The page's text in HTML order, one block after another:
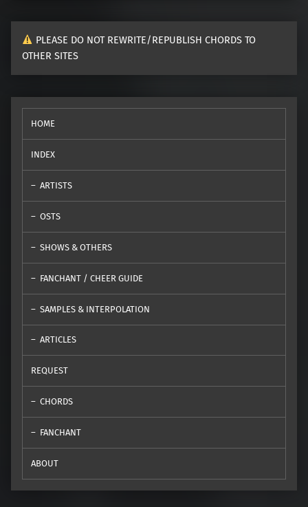
PLEASE DO NOT REWRITE/REPUBLISH CHORDS TO
OTHER SITES
HOME
INDEX
ARTISTS
OSTS
SHOWS & OTHERS
FANCHANT / CHEER GUIDE
SAMPLES & INTERPOLATION
ARTICLES
REQUEST
CHORDS
FANCHANT
ABOUT